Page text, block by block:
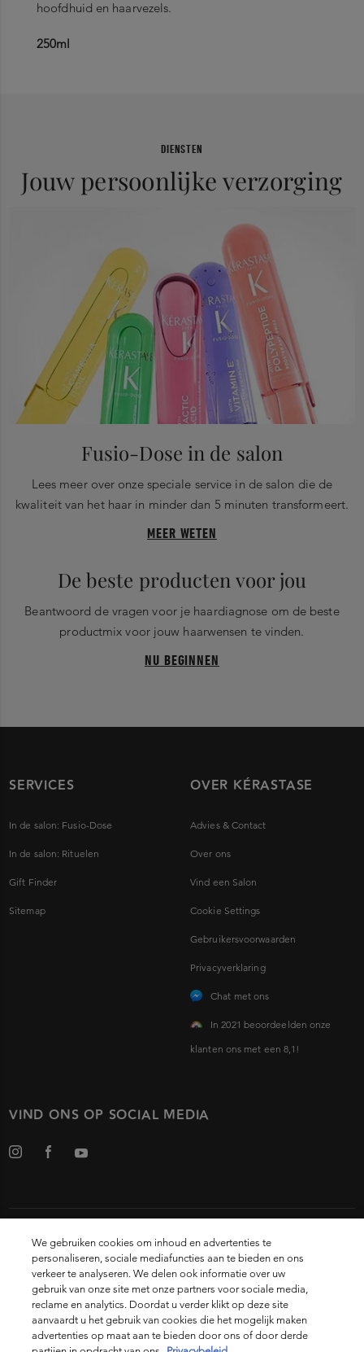
hoofdhuid en haarvezels.
250ml
DIENSTEN
Jouw persoonlijke verzorging
Fusio-Dose in de salon
Lees meer over onze speciale service in de salon die de
kwaliteit van het haar in minder dan 5 minuten transformeert.
MEER WETEN
De beste producten voor jou
Beantwoord de vragen voor je haardiagnose om de beste
productmix voor jouw haarwensen te vinden.
NU BEGINNEN
SERVICES
In de salon: Fusio-Dose
In de salon: Rituelen
Gift Finder
Sitemap
OVER KÉRASTASE
Advies & Contact
Over ons
Vind een Salon
Cookie Settings
Gebruikersvoorwaarden
Privacyverklaring
Chat met ons
In 2021 beoordeelden onze
klanten ons met een 8,1!
VIND ONS OP SOCIAL MEDIA
14, rue Royale 75008 PARIS
[email protected]
We gebruiken cookies om inhoud en advertenties te
personaliseren, sociale mediafuncties aan te bieden en ons
verkeer te analyseren. We delen ook informatie over uw
gebruik van onze site met onze partners voor sociale media,
reclame en analytics. Doordat u verder klikt op deze site
aanvaardt u het gebruik van cookies die het mogelijk maken
advertenties op maat aan te bieden door ons of door derde